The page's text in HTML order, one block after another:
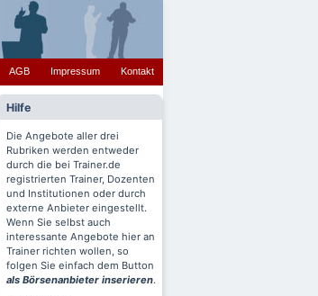
AGB Impressum Kontakt
Hilfe
Die Angebote aller drei
Rubriken werden entweder
durch die bei Trainer.de
registrierten Trainer, Dozenten
und Institutionen oder durch
externe Anbieter eingestellt.
Wenn Sie selbst auch
interessante Angebote hier an
Trainer richten wollen, so
folgen Sie einfach dem Button
als Börsenanbieter inserieren.